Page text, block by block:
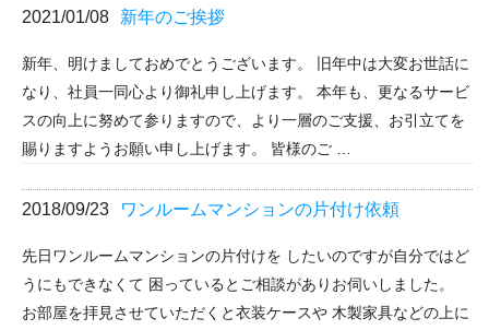
2021/01/08 新年のご挨拶
新年、明けましておめでとうございます。 旧年中は大変お世話に
なり、社員一同心より御礼申し上げます。 本年も、更なるサービ
スの向上に努めて参りますので、より一層のご支援、お引立てを
賜りますようお願い申し上げます。 皆様のご …
2018/09/23 ワンルームマンションの片付け依頼
先日ワンルームマンションの片付けを したいのですが自分ではど
うにもできなくて 困っているとご相談がありお伺いしました。
お部屋を拝見させていただくと衣装ケースや 木製家具などの上に